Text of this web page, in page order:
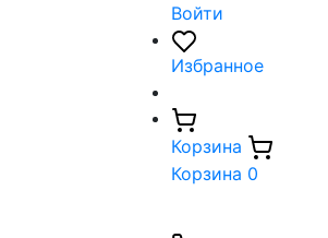
Войти
Избранное
Корзина
Корзина 0